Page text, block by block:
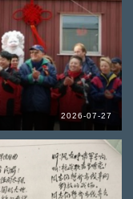
2026-07-27